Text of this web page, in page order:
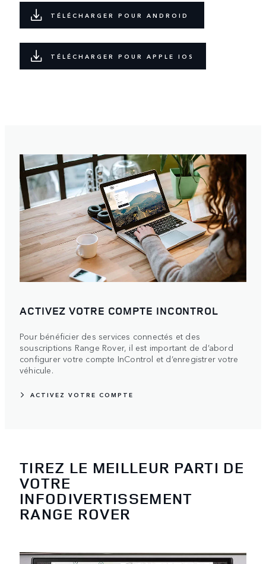
TÉLÉCHARGER POUR ANDROID
TÉLÉCHARGER POUR APPLE IOS
ACTIVEZ VOTRE COMPTE INCONTROL
Pour bénéficier des services connectés et des
souscriptions Range Rover, il est important de d’abord
configurer votre compte InControl et d’enregistrer votre
véhicule.
ACTIVEZ VOTRE COMPTE
TIREZ LE MEILLEUR PARTI DE
VOTRE
INFODIVERTISSEMENT
RANGE ROVER